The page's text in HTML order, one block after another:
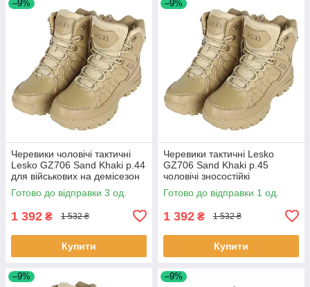
–9%
Черевики чоловічі тактичні
Lesko GZ706 Sand Khaki р.44
для військових на демісезон
3 шт.
Готово до відправки 3 од.
1 392 ₴ 1 532 ₴
Купити
–9%
Черевики тактичні Lesko
GZ706 Sand Khaki р.45
чоловічі зносостійкі
демісезонні для спецслужб 1
шт.
Готово до відправки 1 од.
1 392 ₴ 1 532 ₴
Купити
–9% –9%